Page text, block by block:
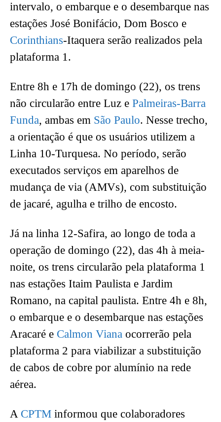
intervalo, o embarque e o desembarque nas
estações José Bonifácio, Dom Bosco e
Corinthians-Itaquera serão realizados pela
plataforma 1.
Entre 8h e 17h de domingo (22), os trens
não circularão entre Luz e Palmeiras-Barra
Funda, ambas em São Paulo. Nesse trecho,
a orientação é que os usuários utilizem a
Linha 10-Turquesa. No período, serão
executados serviços em aparelhos de
mudança de via (AMVs), com substituição
de jacaré, agulha e trilho de encosto.
Já na linha 12-Safira, ao longo de toda a
operação de domingo (22), das 4h à meia-
noite, os trens circularão pela plataforma 1
nas estações Itaim Paulista e Jardim
Romano, na capital paulista. Entre 4h e 8h,
o embarque e o desembarque nas estações
Aracaré e Calmon Viana ocorrerão pela
plataforma 2 para viabilizar a substituição
de cabos de cobre por alumínio na rede
aérea.
A CPTM informou que colaboradores